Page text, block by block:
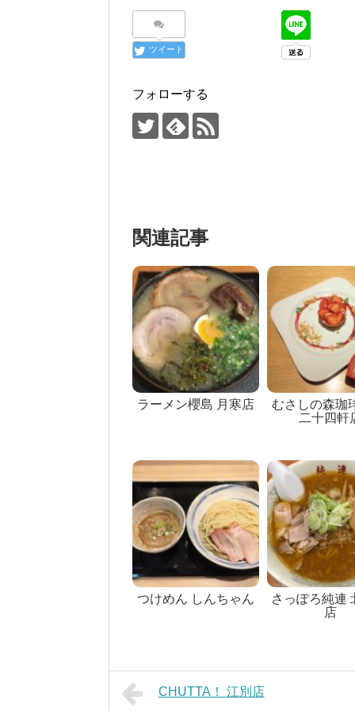
ツイート
フォローする
関連記事
ラーメン櫻島 月寒店
むさしの森珈
二十四軒
つけめん しんちゃん
さっぽろ純連
店
CHUTTA！ 江別店